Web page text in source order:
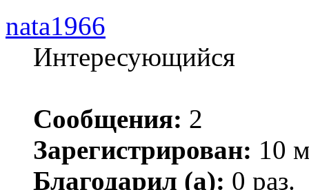
nata1966
Интересующийся
Сообщения: 2
Зарегистрирован: 10
Благодарил (а): 0 раз.